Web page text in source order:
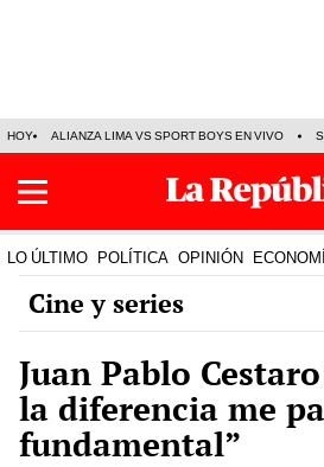
HOY ALIANZA LIMA VS SPORT BOYS EN VIVO
LO ÚLTIMO POLÍTICA OPINIÓN
Cine y series
Juan Pablo
la diferencia me
fundamental”